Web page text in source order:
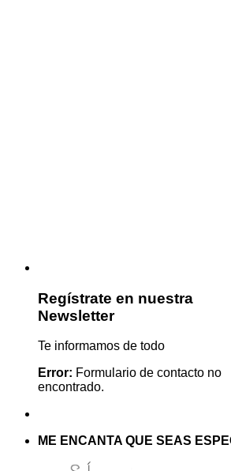
Regístrate en nuestra
Newsletter
Te informamos de todo
Error: Formulario de contacto no
encontrado.
ME ENCANTA QUE SEAS